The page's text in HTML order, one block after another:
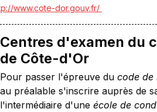
www.cote-dor.gouv.fr/
Centres d'examen du
de Côte-d'Or
Pour passer l'épreuve du code de
au préalable s'inscrire auprès de
l'intermédiaire d'une école de